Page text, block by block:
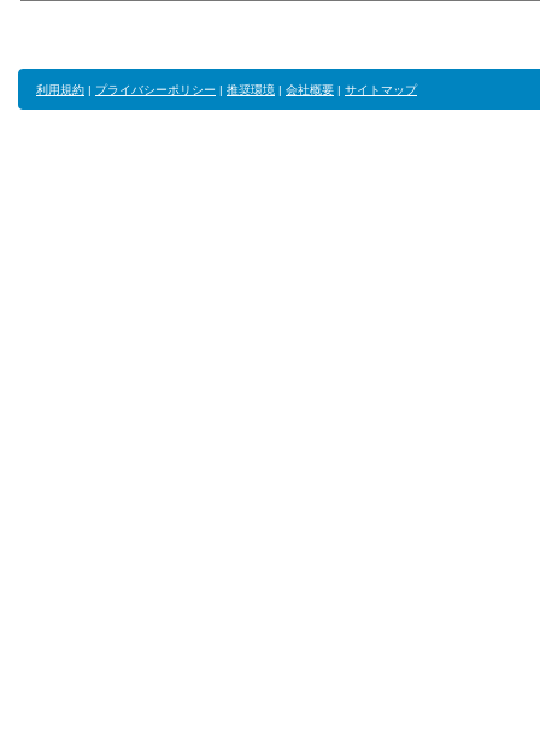
利用規約 | プライバシーポリシー | 推奨環境 | 会社概要 | サイトマップ